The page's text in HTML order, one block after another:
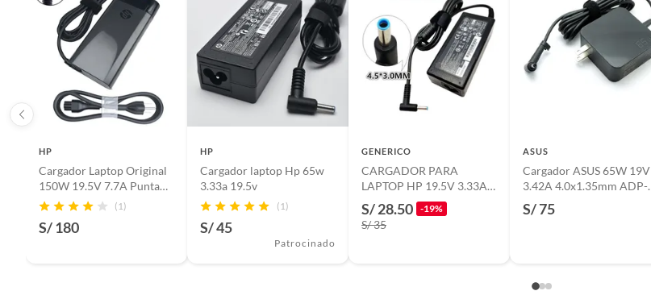
Importante: Si el error fue nuestro, cubrimos el envío. Si es por decisión del cliente, el envío corre por su
cuenta.
HP
Cargador Laptop Original
150W 19.5V 7.7A Punta
Azul (4.0 mm x 3.0 mm).
(1)
S/ 180
HP
Cargador laptop Hp 65w
3.33a 19.5v
(1)
S/ 45
Patrocinado
GENERICO
CARGADOR PARA
LAPTOP HP 19.5V 3.33A
65W PUNTA AZUL 4.5 x
3.0
S/ 28.50 -19%
S/ 35
ASUS
Cargador ASUS 65W 19V
3.42A 4.0x1.35mm ADP-
65DW Y para Laptop
S/ 75